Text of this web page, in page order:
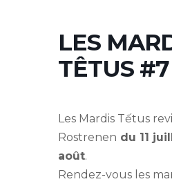
LES
TÊTUS #7
Les Mardis Tếtus
Rostrenen du 11
août.
Rendez-vous les